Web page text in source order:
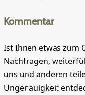
Kommentar
Ist Ihnen etwas zum
Nachfragen,
uns und anderen
Ungenauigkeit